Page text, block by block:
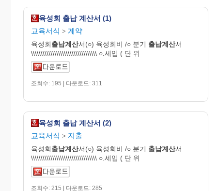
육성회 출납 계산서 (1)
교육서식 > 계약
육성회출납계산서(○) 육성회비 /○ 분기 출납계산서
\\\\\\\\\\\\\\\\\\\\\\\\\\\\\\\\\\ ○.세입 ( 단 위
조회수: 195 | 다운로드: 311
육성회 출납 계산서 (2)
교육서식 > 지출
육성회출납계산서(○) 육성회비 /○ 분기 출납계산서
\\\\\\\\\\\\\\\\\\\\\\\\\\\\\\\\\\ ○.세입 ( 단 위
조회수: 215 | 다운로드: 285